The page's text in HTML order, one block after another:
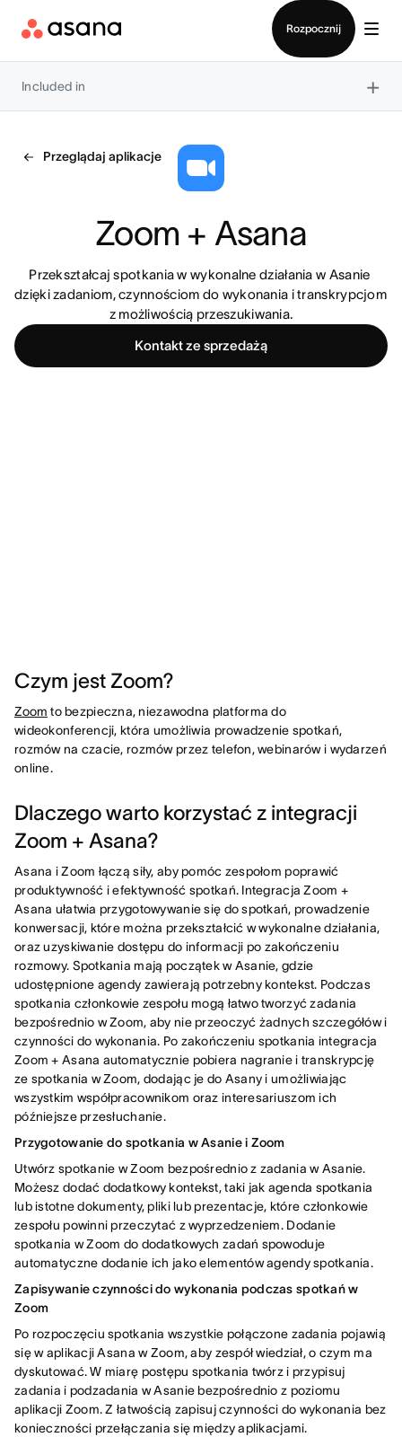
Rozpocznij
Included in ×
Przeglądaj aplikacje
Zoom + Asana
Przekształcaj spotkania w wykonalne działania w Asanie
dzięki zadaniom, czynnościom do wykonania i transkrypcjom
z możliwością przeszukiwania.
Kontakt ze sprzedażą
Czym jest Zoom?
Zoom to bezpieczna, niezawodna platforma do
wideokonferencji, która umożliwia prowadzenie spotkań,
rozmów na czacie, rozmów przez telefon, webinarów i wydarzeń
online.
Dlaczego warto korzystać z integracji
Zoom + Asana?
Asana i Zoom łączą siły, aby pomóc zespołom poprawić
produktywność i efektywność spotkań. Integracja Zoom +
Asana ułatwia przygotowywanie się do spotkań, prowadzenie
konwersacji, które można przekształcić w wykonalne działania,
oraz uzyskiwanie dostępu do informacji po zakończeniu
rozmowy. Spotkania mają początek w Asanie, gdzie
udostępnione agendy zawierają potrzebny kontekst. Podczas
spotkania członkowie zespołu mogą łatwo tworzyć zadania
bezpośrednio w Zoom, aby nie przeoczyć żadnych szczegółów i
czynności do wykonania. Po zakończeniu spotkania integracja
Zoom + Asana automatycznie pobiera nagranie i transkrypcję
ze spotkania w Zoom, dodając je do Asany i umożliwiając
wszystkim współpracownikom oraz interesariuszom ich
późniejsze przesłuchanie.
Przygotowanie do spotkania w Asanie i Zoom
Utwórz spotkanie w Zoom bezpośrednio z zadania w Asanie.
Możesz dodać dodatkowy kontekst, taki jak agenda spotkania
lub istotne dokumenty, pliki lub prezentacje, które członkowie
zespołu powinni przeczytać z wyprzedzeniem. Dodanie
spotkania w Zoom do dodatkowych zadań spowoduje
automatyczne dodanie ich jako elementów agendy spotkania.
Zapisywanie czynności do wykonania podczas spotkań w
Zoom
Po rozpoczęciu spotkania wszystkie połączone zadania pojawią
się w aplikacji Asana w Zoom, aby zespół wiedział, o czym ma
dyskutować. W miarę postępu spotkania twórz i przypisuj
zadania i podzadania w Asanie bezpośrednio z poziomu
aplikacji Zoom. Z łatwością zapisuj czynności do wykonania bez
konieczności przełączania się między aplikacjami.